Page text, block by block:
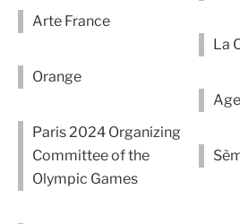
Arte France
Orange
Paris 2024 Organizing
Committee of the
Olympic Games
La